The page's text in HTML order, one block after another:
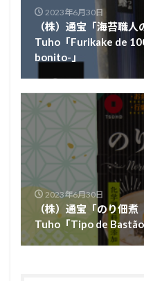
2023年6月30日
（株）通宝「海苔職人
Tuho「Furikake de
bonito-」
2023年6月30日
（株）通宝「のり佃
Tuho「Tipo de Bastão